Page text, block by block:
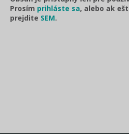
Prosím prihláste sa, alebo ak
prejdite SEM.